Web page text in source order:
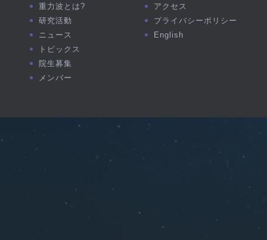
重力波とは?
研究活動
ニュース
トピックス
院生募集
メンバー
アクセス
プライバシーポリシー
English